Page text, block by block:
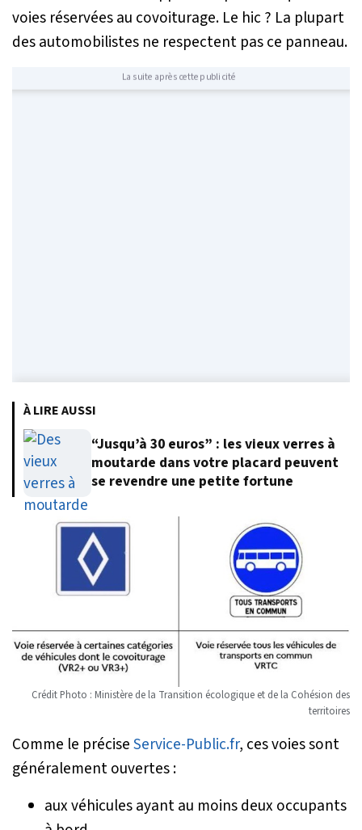
voies réservées au covoiturage. Le hic ? La plupart
des automobilistes ne respectent pas ce panneau.
La suite après cette publicité
À LIRE AUSSI
“Jusqu’à 30 euros” : les vieux verres à
moutarde dans votre placard peuvent
se revendre une petite fortune
Crédit Photo : Ministère de la Transition écologique et de la Cohésion des
territoires
Comme le préciseService-Public.fr, ces voies sont
généralement ouvertes :
aux véhicules ayant au moins deux occupants